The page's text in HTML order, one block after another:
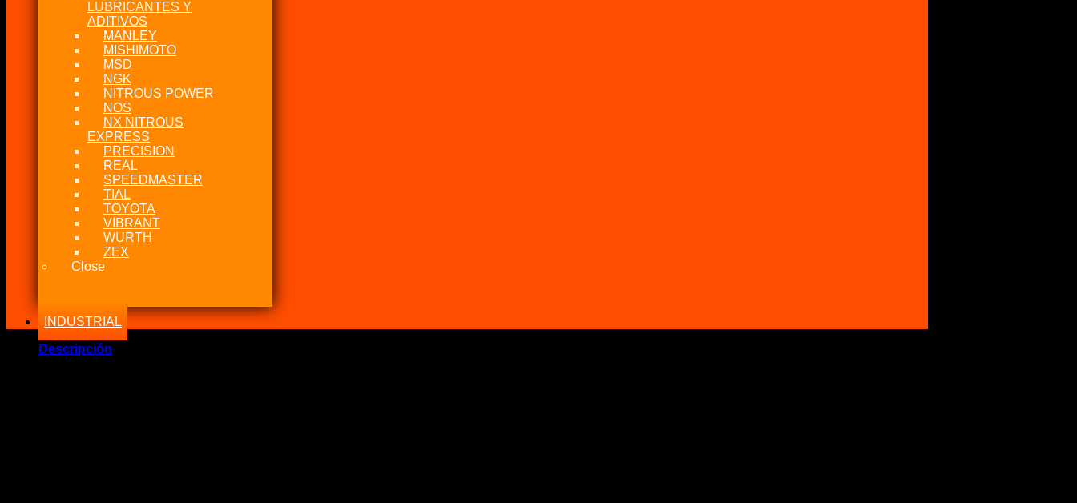
LUBRICANTES Y
ADITIVOS
MANLEY
MISHIMOTO
MSD
NGK
NITROUS POWER
NOS
NX NITROUS
EXPRESS
PRECISION
REAL
SPEEDMASTER
TIAL
TOYOTA
VIBRANT
WURTH
ZEX
Close
INDUSTRIAL
Descripción